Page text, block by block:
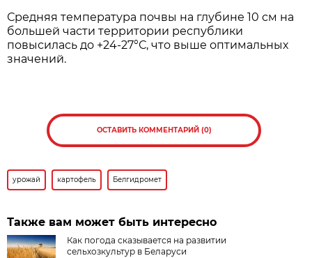
Средняя температура почвы на глубине 10 см на
большей части территории республики
повысилась до +24-27°С, что выше оптимальных
значений.
ОСТАВИТЬ КОММЕНТАРИЙ (0)
урожай картофель Белгидромет
Также вам может быть интересно
Как погода сказывается на развитии
сельхозкультур в Беларуси